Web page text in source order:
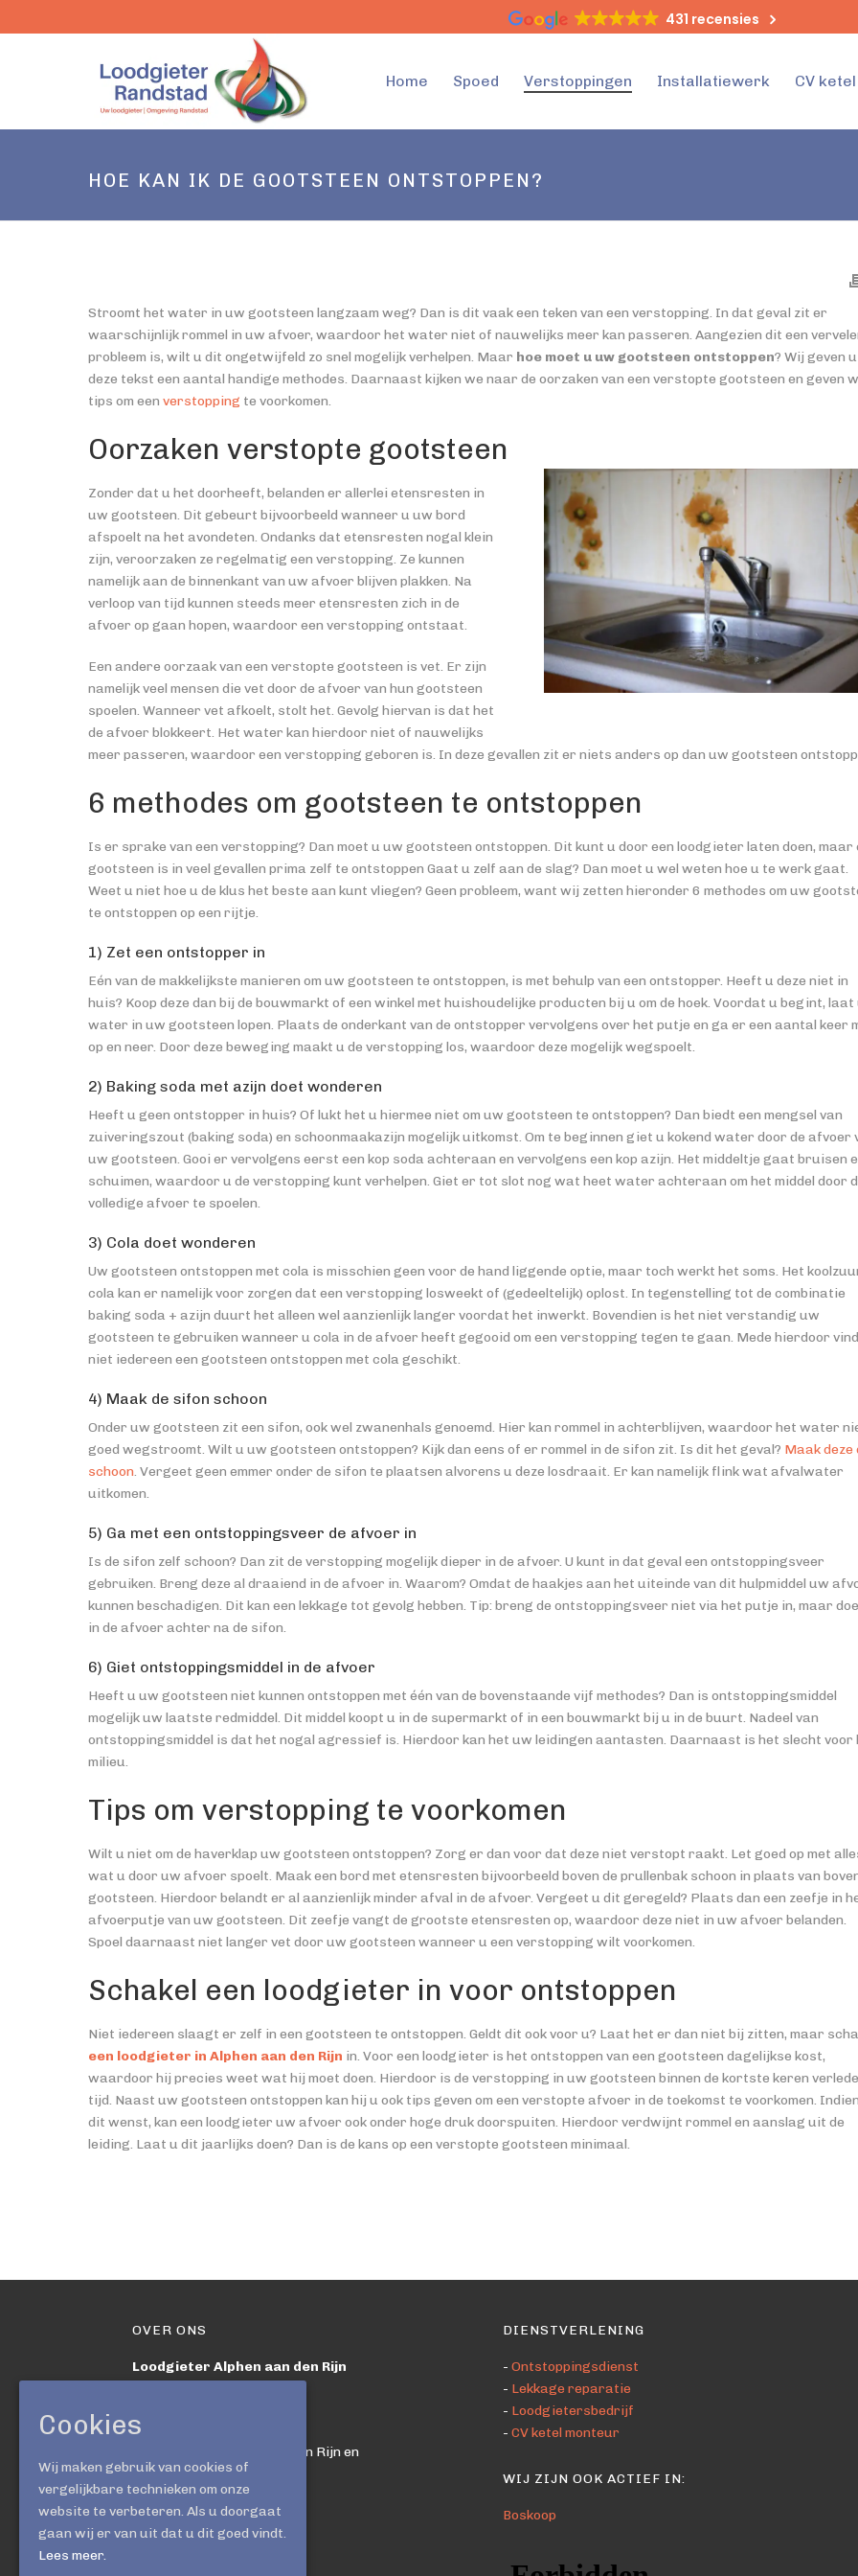
431 recensies
Home Spoed Verstoppingen Installatiewerk CV
HOE KAN IK DE GOOTSTEEN ONTSTOPPEN?
Stroomt het water in uw gootsteen langzaam weg? Dan is dit vaak een teken van een verstopping. In dat geval zit er
waarschijnlijk rommel in uw afvoer, waardoor het water niet of nauwelijks meer kan passeren. Aangezien dit een
probleem is, wilt u dit ongetwijfeld zo snel mogelijk verhelpen. Maar hoe moet u uw gootsteen ontstoppen? Wij geven
deze tekst een aantal handige methodes. Daarnaast kijken we naar de oorzaken van een verstopte gootsteen en geven
tips om een verstopping te voorkomen.
Oorzaken verstopte gootsteen
Zonder dat u het doorheeft, belanden er allerlei etensresten in
uw gootsteen. Dit gebeurt bijvoorbeeld wanneer u uw bord
afspoelt na het avondeten. Ondanks dat etensresten nogal klein
zijn, veroorzaken ze regelmatig een verstopping. Ze kunnen
namelijk aan de binnenkant van uw afvoer blijven plakken. Na
verloop van tijd kunnen steeds meer etensresten zich in de
afvoer op gaan hopen, waardoor een verstopping ontstaat.
Een andere oorzaak van een verstopte gootsteen is vet. Er zijn
namelijk veel mensen die vet door de afvoer van hun gootsteen
spoelen. Wanneer vet afkoelt, stolt het. Gevolg hiervan is dat het
de afvoer blokkeert. Het water kan hierdoor niet of nauwelijks
meer passeren, waardoor een verstopping geboren is. In deze gevallen zit er niets anders op dan uw gootsteen
6 methodes om gootsteen te ontstoppen
Is er sprake van een verstopping? Dan moet u uw gootsteen ontstoppen. Dit kunt u door een loodgieter laten doen, maar
gootsteen is in veel gevallen prima zelf te ontstoppen Gaat u zelf aan de slag? Dan moet u wel weten hoe u te werk gaat.
Weet u niet hoe u de klus het beste aan kunt vliegen? Geen probleem, want wij zetten hieronder 6 methodes om uw
te ontstoppen op een rijtje.
1) Zet een ontstopper in
Eén van de makkelijkste manieren om uw gootsteen te ontstoppen, is met behulp van een ontstopper. Heeft u deze niet in
huis? Koop deze dan bij de bouwmarkt of een winkel met huishoudelijke producten bij u om de hoek. Voordat u begint, laat
water in uw gootsteen lopen. Plaats de onderkant van de ontstopper vervolgens over het putje en ga er een aantal keer
op en neer. Door deze beweging maakt u de verstopping los, waardoor deze mogelijk wegspoelt.
2) Baking soda met azijn doet wonderen
Heeft u geen ontstopper in huis? Of lukt het u hiermee niet om uw gootsteen te ontstoppen? Dan biedt een mengsel van
zuiveringszout (baking soda) en schoonmaakazijn mogelijk uitkomst. Om te beginnen giet u kokend water door de afvoer
uw gootsteen. Gooi er vervolgens eerst een kop soda achteraan en vervolgens een kop azijn. Het middeltje gaat bruisen
schuimen, waardoor u de verstopping kunt verhelpen. Giet er tot slot nog wat heet water achteraan om het middel door
volledige afvoer te spoelen.
3) Cola doet wonderen
Uw gootsteen ontstoppen met cola is misschien geen voor de hand liggende optie, maar toch werkt het soms. Het
cola kan er namelijk voor zorgen dat een verstopping losweekt of (gedeeltelijk) oplost. In tegenstelling tot de combinatie
baking soda + azijn duurt het alleen wel aanzienlijk langer voordat het inwerkt. Bovendien is het niet verstandig uw
gootsteen te gebruiken wanneer u cola in de afvoer heeft gegooid om een verstopping tegen te gaan. Mede hierdoor
niet iedereen een gootsteen ontstoppen met cola geschikt.
4) Maak de sifon schoon
Onder uw gootsteen zit een sifon, ook wel zwanenhals genoemd. Hier kan rommel in achterblijven, waardoor het water
goed wegstroomt. Wilt u uw gootsteen ontstoppen? Kijk dan eens of er rommel in de sifon zit. Is dit het geval? Maak deze
schoon. Vergeet geen emmer onder de sifon te plaatsen alvorens u deze losdraait. Er kan namelijk flink wat afvalwater
uitkomen.
5) Ga met een ontstoppingsveer de afvoer in
Is de sifon zelf schoon? Dan zit de verstopping mogelijk dieper in de afvoer. U kunt in dat geval een ontstoppingsveer
gebruiken. Breng deze al draaiend in de afvoer in. Waarom? Omdat de haakjes aan het uiteinde van dit hulpmiddel uw
kunnen beschadigen. Dit kan een lekkage tot gevolg hebben. Tip: breng de ontstoppingsveer niet via het putje in, maar
in de afvoer achter na de sifon.
6) Giet ontstoppingsmiddel in de afvoer
Heeft u uw gootsteen niet kunnen ontstoppen met één van de bovenstaande vijf methodes? Dan is ontstoppingsmiddel
mogelijk uw laatste redmiddel. Dit middel koopt u in de supermarkt of in een bouwmarkt bij u in de buurt. Nadeel van
ontstoppingsmiddel is dat het nogal agressief is. Hierdoor kan het uw leidingen aantasten. Daarnaast is het slecht voor
milieu.
Tips om verstopping te voorkomen
Wilt u niet om de haverklap uw gootsteen ontstoppen? Zorg er dan voor dat deze niet verstopt raakt. Let goed op met
wat u door uw afvoer spoelt. Maak een bord met etensresten bijvoorbeeld boven de prullenbak schoon in plaats van
gootsteen. Hierdoor belandt er al aanzienlijk minder afval in de afvoer. Vergeet u dit geregeld? Plaats dan een zeefje in
afvoerputje van uw gootsteen. Dit zeefje vangt de grootste etensresten op, waardoor deze niet in uw afvoer belanden.
Spoel daarnaast niet langer vet door uw gootsteen wanneer u een verstopping wilt voorkomen.
Schakel een loodgieter in voor ontstoppen
Niet iedereen slaagt er zelf in een gootsteen te ontstoppen. Geldt dit ook voor u? Laat het er dan niet bij zitten, maar
een loodgieter in Alphen aan den Rijn in. Voor een loodgieter is het ontstoppen van een gootsteen dagelijkse kost,
waardoor hij precies weet wat hij moet doen. Hierdoor is de verstopping in uw gootsteen binnen de kortste keren
tijd. Naast uw gootsteen ontstoppen kan hij u ook tips geven om een verstopte afvoer in de toekomst te voorkomen.
dit wenst, kan een loodgieter uw afvoer ook onder hoge druk doorspuiten. Hierdoor verdwijnt rommel en aanslag uit de
leiding. Laat u dit jaarlijks doen? Dan is de kans op een verstopte gootsteen minimaal.
OVER ONS
Loodgieter Alphen aan den Rijn
Loodgieter-Randstad
Werkzaam in Alphen aan den Rijn en
omgeving
Vestigingsadres
Gortmolenerf 34
DIENSTVERLENING
-Ontstoppingsdienst
- Lekkage reparatie
- Loodgietersbedrijf
-CV ketel monteur
WIJ ZIJN OOK ACTIEF IN:
Boskoop
Cookies
Wij maken gebruik van cookies of
vergelijkbare technieken om onze
website te verbeteren. Als u doorgaat
gaan wij er van uit dat u dit goed vindt.
Lees meer.